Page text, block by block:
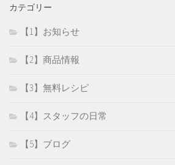
カテゴリー
【1】お知らせ
【2】商品情報
【3】無料レシピ
【4】スタッフの日常
【5】ブログ